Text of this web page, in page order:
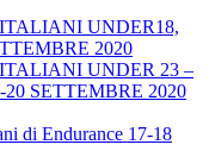
UNDER18,
2020
UNDER 23 –
20 SETTEMBRE 2020
di Endurance 17-18